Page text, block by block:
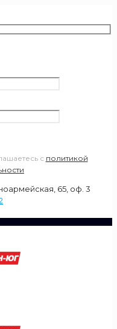
с политикой
65, оф. 3